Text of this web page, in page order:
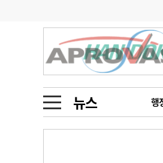
뉴스 행
메디인포 인사
오피니언 칼럼
인물 초
동영상뉴스
포
2026년 하